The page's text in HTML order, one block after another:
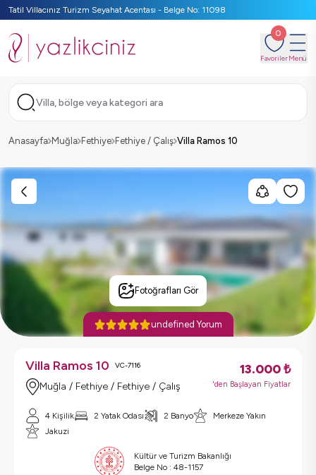
Tatil Villacınız Turizm Seyahat Acentası - Belge No: 11098
0
FavorilerMenü
Villa, bölge veya kategori ara
Anasayfa Muğla Fethiye Fethiye / Çalış Villa Ramos 10
Fotoğrafları Gör
undefined Yorum
Villa Ramos 10 VC-7116
Muğla / Fethiye / Fethiye / Çalış
13.000₺
'den Başlayan Fiyatlar
4 Kişilik 2 Yatak Odası 2 Banyo
Merkeze Yakın
Jakuzi
Kültür ve Turizm Bakanlığı
Belge No : 48-1157